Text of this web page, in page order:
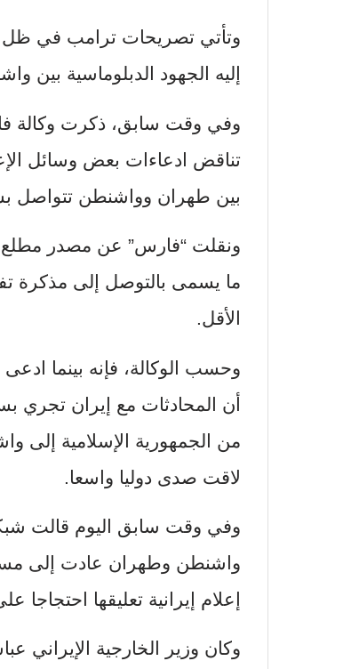
وتأتي تصريحات ترامب في ظل
إليه الجهود الدبلوماسية بين
وفي وقت سابق، ذكرت وكالة
تناقض ادعاءات بعض وسائل
بين طهران وواشنطن تتواصل
ونقلت “فارس” عن مصدر مطلع
ما يسمى بالتوصل إلى مذكرة
الأقل.
وحسب الوكالة، فإنه بينما
أن المحادثات مع إيران تجري
من الجمهورية الإسلامية إلى
لاقت صدى دوليا واسعا.
وفي وقت سابق اليوم قالت
واشنطن وطهران عادت إلى
إعلام إيرانية تعليقها احتجاجا
وكان وزير الخارجية الإيراني